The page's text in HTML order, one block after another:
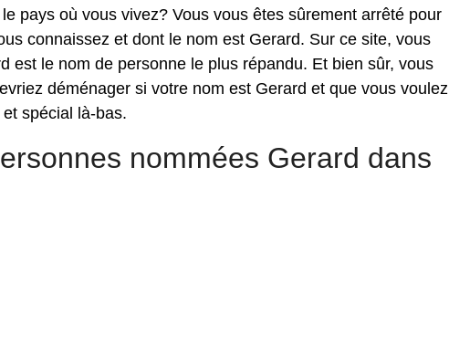
pays où vous vivez? Vous vous êtes sûrement arrêté pour
connaissez et dont le nom est Gerard. Sur ce site, vous
est le nom de personne le plus répandu. Et bien sûr, vous
déménager si votre nom est Gerard et que vous voulez
spécial là-bas.
nommées Gerard dans